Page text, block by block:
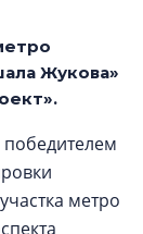
Жукова»
победителем
метро